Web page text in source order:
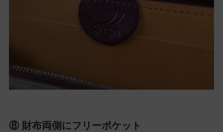
⑧ 財布両側にフリーポケット